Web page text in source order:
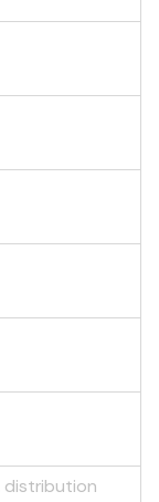
distribution